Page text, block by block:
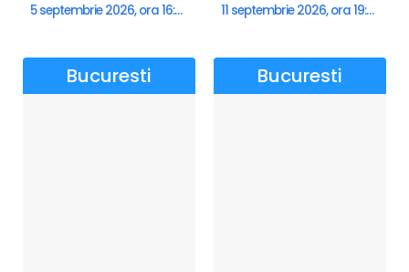
5 septembrie 2026, ora 16:00 11 septembrie 2026, ora 19:30
Bucuresti Bucuresti